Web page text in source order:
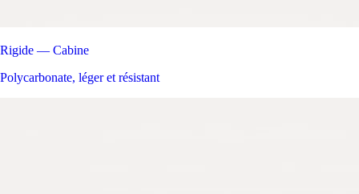
Rigide — Cabine
Polycarbonate, léger et résistant